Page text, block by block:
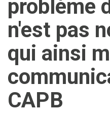
problème
n'est pas
qui ainsi
CAPB